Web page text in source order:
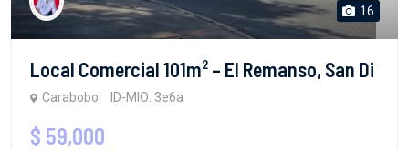
16
Local Comercial 101m² – El Remanso, San Di
Carabobo ID-MIO: 3e6a
$ 59,000